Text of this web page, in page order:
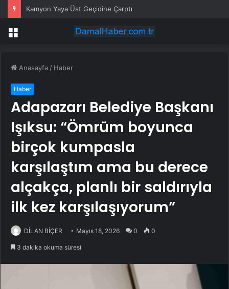
Kamyon Yaya Üst Geçidine Çarptı
Menü
Anasayfa / Haber
Haber
Adapazarı Belediye Başkanı
Işıksu: “Ömrüm boyunca
birçok kumpasla
karşılaştım ama bu derece
alçakça, planlı bir saldırıyla
ilk kez karşılaşıyorum”
DİLAN BİÇER Mayıs 18, 2026 0 0
3 dakika okuma süresi